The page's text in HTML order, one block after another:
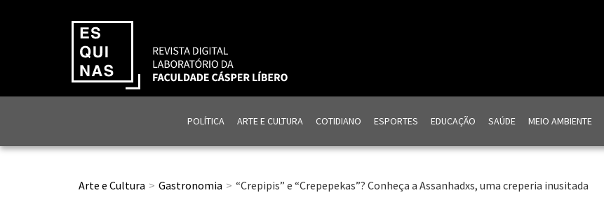
POLÍTICA ARTE E CULTURA COTIDIANO ESPORTES EDUCAÇÃO SAÚDE MEIO AMBIENTE
Arte e Cultura Gastronomia “Crepipis” e “Crepepekas”? Conheça a Assanhadxs, uma creperia inusitada